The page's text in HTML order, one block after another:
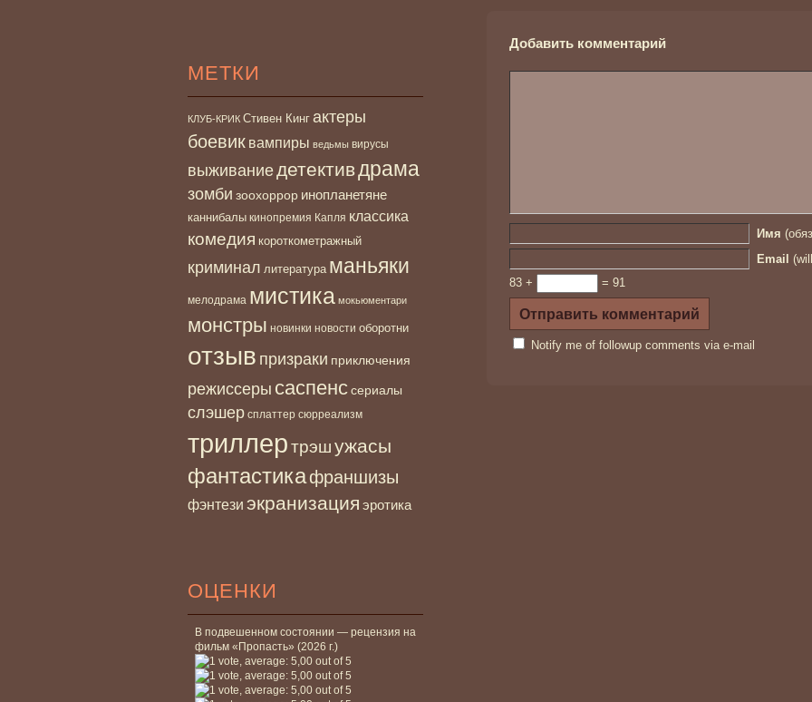
МЕТКИ
КЛУБ-КРИК Стивен Кинг актеры
боевик вампиры ведьмы вирусы
выживаниедетективдрама
зомби зоохоррор инопланетяне
каннибалы кинопремия Капля классика
комедия короткометражный
криминал литература маньяки
мелодрама мистика мокьюментари
монстры новинки новости оборотни
отзыв призраки приключения
режиссеры саспенссериалы
слэшер сплаттер сюрреализм
триллертрэшужасы
фантастикафраншизы
фэнтези экранизация эротика
ОЦЕНКИ
В подвешенном состоянии — рецензия на
фильм «Пропасть» (2026 г.)
Добавить комментарий
Имя
Email
83 +
= 91
Notify me of followup comments via e-mail